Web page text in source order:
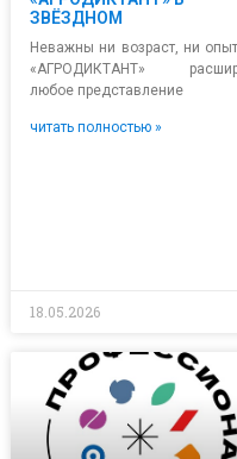
ЗВЁЗДНОМ
Неважны ни возраст, ни
«АГРОДИКТАНТ»
любое представление
читать полностью »
18.05.2026